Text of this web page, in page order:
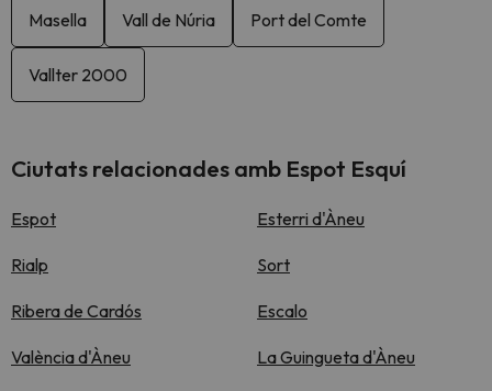
Masella Vall de Núria Port del Comte
Vallter 2000
Ciutats relacionades amb Espot Esquí
Espot Esterri d'Àneu
Rialp Sort
Ribera de Cardós Escalo
València d'Àneu La Guingueta d'Àneu